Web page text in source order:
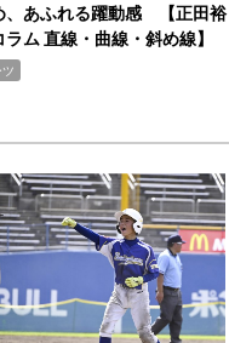
、あふれる躍動感 【正田裕
ム 直線・曲線・斜め線】
ツ